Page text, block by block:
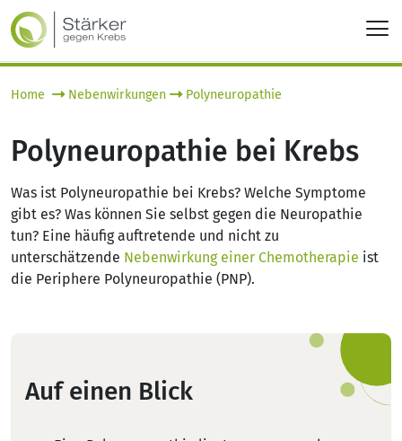
Home Nebenwirkungen Polyneuropathie
Polyneuropathie bei Krebs
Was ist Polyneuropathie bei Krebs? Welche Symptome
gibt es? Was können Sie selbst gegen die Neuropathie
tun? Eine häufig auftretende und nicht zu
unterschätzende Nebenwirkung einer Chemotherapie ist
die Periphere Polyneuropathie (PNP).
Auf einen Blick